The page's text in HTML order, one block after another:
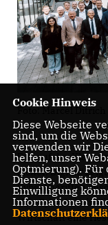
Das auf der
Sicher. Digital“
Cyberangriffen
Die
Wirtschaft eine
Cookie Hinweis
Diese Webseite
sind, um die
verwenden wir
helfen, unser
Optmierung). Für
Dienste,
Einwilligung
Informationen